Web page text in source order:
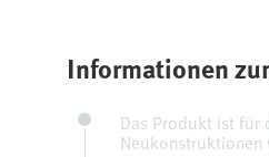
Informationen
Das Produkt ist
Neukonstruktionen